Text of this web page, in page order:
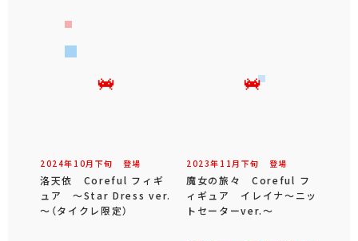
2024年 10月 下旬 登場
洛天依 Coreful フィギ
ュア ～Star Dress ver.
～（タイクレ限定）
2023年 11 月 下旬 登場
魔女の旅々 Coreful フ
ィギュア イレイナ～ニッ
トセーターver.～